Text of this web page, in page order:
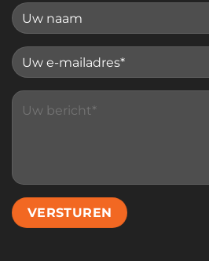
Please leave this field empty.